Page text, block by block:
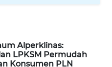
Alperklinas:
LPKSM Permudah
Konsumen PLN